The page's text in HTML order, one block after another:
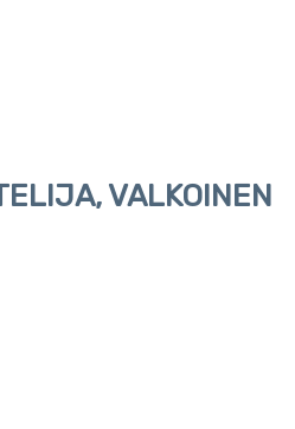
VALKOINEN